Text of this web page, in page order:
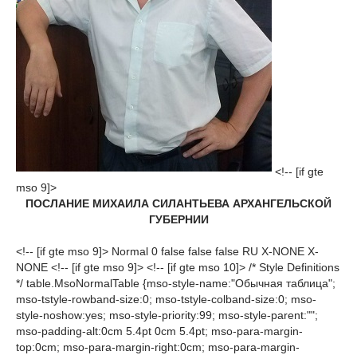
<!-- [if gte
mso 9]>
ПОСЛАНИЕ МИХАИЛА СИЛАНТЬЕВА АРХАНГЕЛЬСКОЙ
ГУБЕРНИИ
<!-- [if gte mso 9]> Normal 0 false false false RU X-NONE X-
NONE <!-- [if gte mso 9]> <!-- [if gte mso 10]> /* Style Definitions
*/ table.MsoNormalTable {mso-style-name:"Обычная таблица";
mso-tstyle-rowband-size:0; mso-tstyle-colband-size:0; mso-
style-noshow:yes; mso-style-priority:99; mso-style-parent:"";
mso-padding-alt:0cm 5.4pt 0cm 5.4pt; mso-para-margin-
top:0cm; mso-para-margin-right:0cm; mso-para-margin-